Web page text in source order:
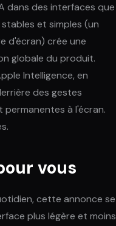
dans des interfaces que
et simples (un
d'écran) crée une
globale du produit.
Intelligence, en
des gestes
à l'écran.
vous
cette annonce se
plus légère et moins